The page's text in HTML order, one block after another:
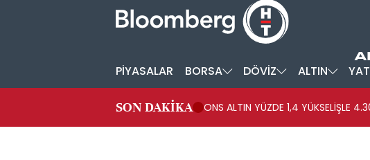
PİYASALAR BORSA DÖVİZ ALTIN
SON DAKİKA ONS ALTIN YÜZDE 1,4 YÜKSELİŞLE